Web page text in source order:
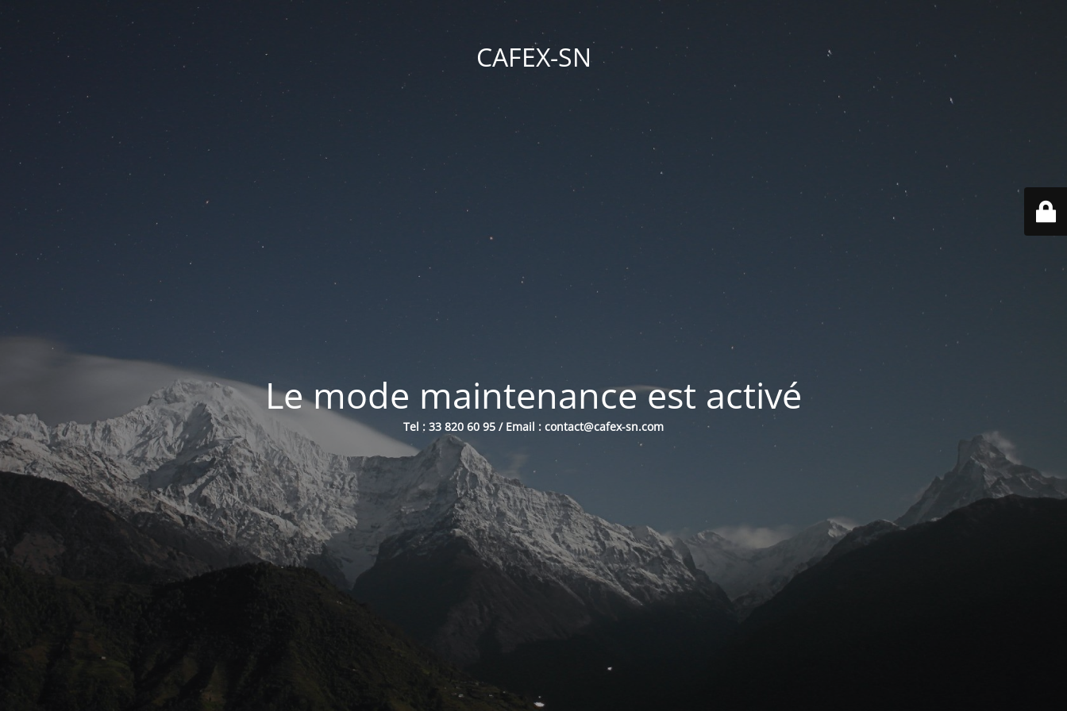
CAFEX-SN
Le mode maintenance est activé
Tel : 33 820 60 95 / Email : contact@cafex-sn.com